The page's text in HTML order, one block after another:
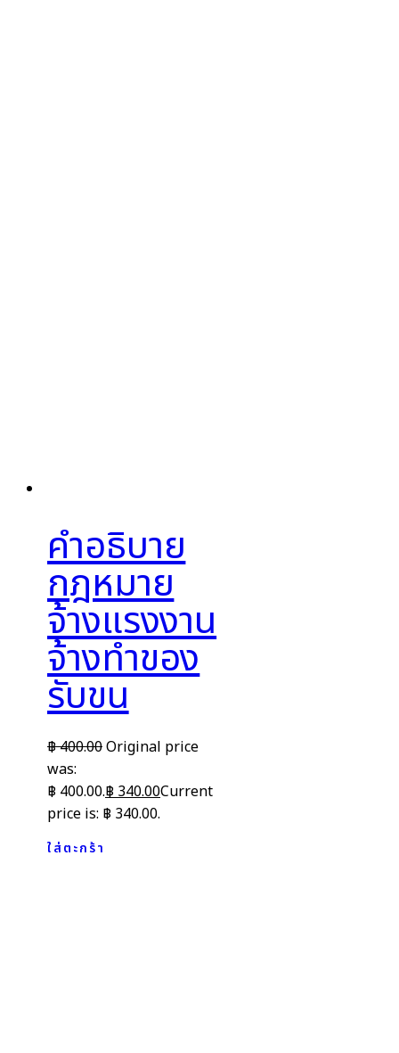
คำอธิบาย
กฎหมาย
จ้างแรงงาน
จ้างทำของ
รับขน
฿400.00Original price
was:
฿ 400.00.฿340.00Current
price is: ฿ 340.00.
ใส่ตะกร้า